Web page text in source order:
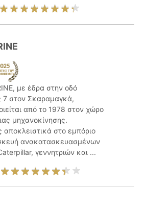
με έδρα στην οδό
7 στον Σκαραμαγκά,
από το 1978 στον χώρο
μηχανοκίνησης.
αποκλειστικά στο εμπόριο
ανακατασκευασμένων
γεννητριών και ...